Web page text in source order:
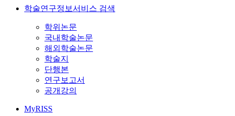
학술연구정보서비스 검색
학위논문
국내학술논문
해외학술논문
학술지
단행본
연구보고서
공개강의
MyRISS